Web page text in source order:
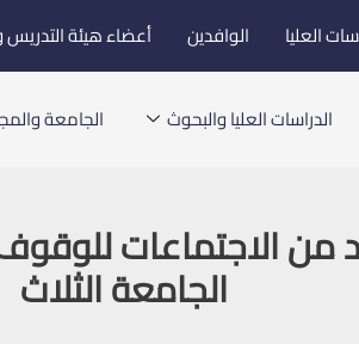
العليا الوافدين أعضاء هيئة
الدراسات العليا والبحوث الجامعة
الاجتماعات
الجامعة الثلاث